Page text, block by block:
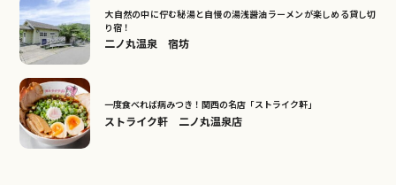
大自然の中に佇む秘湯と自慢の湯浅醤油ラーメンが楽しめる貸し切
り宿！
二ノ丸温泉 宿坊
一度食べれば病みつき！関西の名店「ストライク軒」
ストライク軒 二ノ丸温泉店